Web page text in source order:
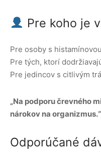
Pre koho je
Pre osoby s
Pre tých, ktorí
Pre jedincov s citlivým
„Na podporu črevného
nárokov na organizmus.“
Odporúčané